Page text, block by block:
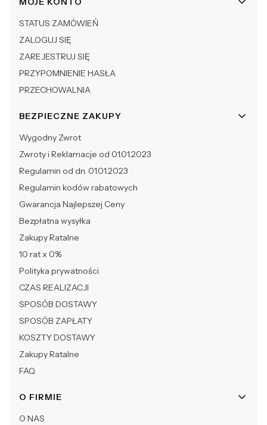
STATUS ZAMÓWIEŃ
ZALOGUJ SIĘ
ZAREJESTRUJ SIĘ
PRZYPOMNIENIE HASŁA
PRZECHOWALNIA
BEZPIECZNE ZAKUPY
Wygodny Zwrot
Zwroty i Reklamacje od 01.01.2023
Regulamin od dn. 01.01.2023
Regulamin kodów rabatowych
Gwarancja Najlepszej Ceny
Bezpłatna wysyłka
Zakupy Ratalne
10 rat x 0%
Polityka prywatności
CZAS REALIZACJI
SPOSÓB DOSTAWY
SPOSÓB ZAPŁATY
KOSZTY DOSTAWY
Zakupy Ratalne
FAQ
O FIRMIE
O NAS